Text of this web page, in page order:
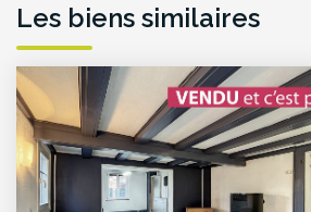
Les biens similaires